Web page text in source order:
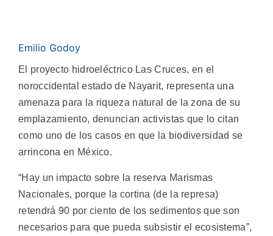
Emilio Godoy
El proyecto hidroeléctrico Las Cruces, en el
noroccidental estado de Nayarit, representa una
amenaza para la riqueza natural de la zona de su
emplazamiento, denuncian activistas que lo citan
como uno de los casos en que la biodiversidad se
arrincona en México.
“Hay un impacto sobre la reserva Marismas
Nacionales, porque la cortina (de la represa)
retendrá 90 por ciento de los sedimentos que son
necesarios para que pueda subsistir el ecosistema”,